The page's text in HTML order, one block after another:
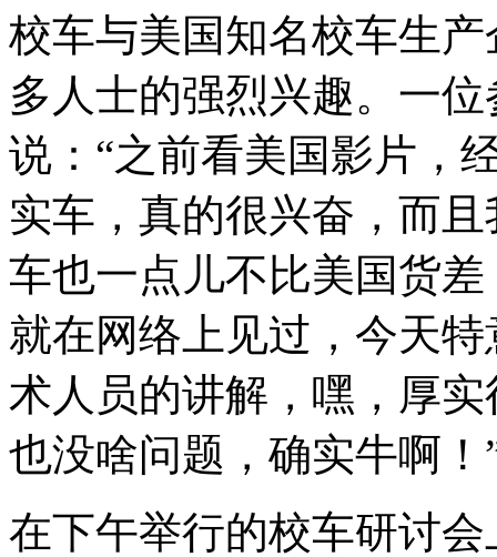
校车与美国知名校车生
多人士的强烈兴趣。一
说：“之前看美国影片，
实车，真的很兴奋，而
车也一点儿不比美国货
就在网络上见过，今天
术人员的讲解，嘿，厚
也没啥问题，确实牛啊！
在下午举行的校车研讨